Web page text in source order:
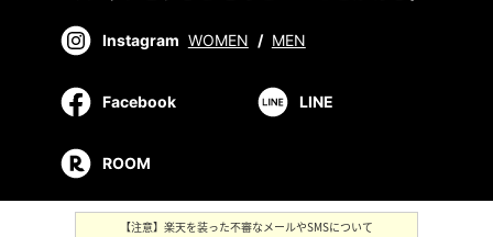
Instagram WOMEN / MEN
Facebook LINE
ROOM
【注意】楽天を装った不審なメールやSMSについて